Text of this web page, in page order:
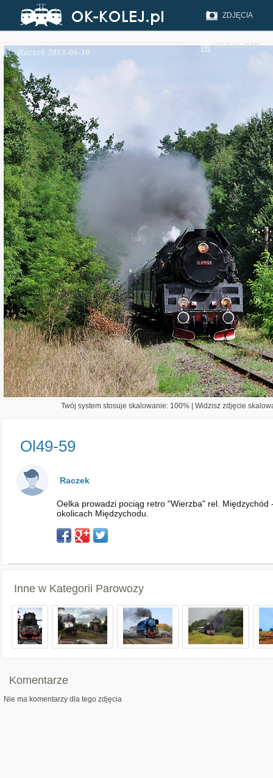
ZDJĘCIA
REGULAMIN
Twój system stosuje skalowanie: 100% | Widzisz zdjęcie
Ol49-59
Raczek
Oelka prowadzi pociąg retro "Wierzba" rel.
okolicach Międzychodu.
Inne w Kategorii Parowozy
Komentarze
Nie ma komentarzy dla tego zdjęcia